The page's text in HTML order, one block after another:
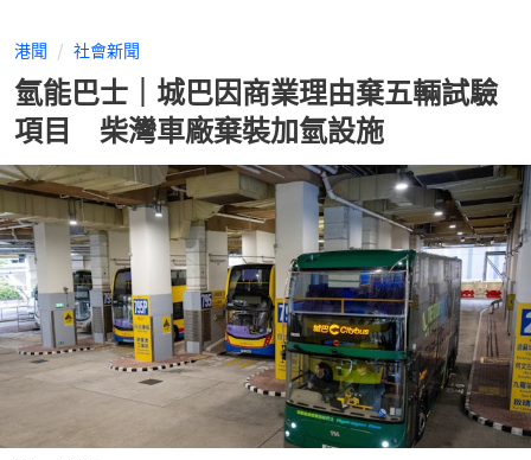
港聞 社會新聞
氫能巴士｜城巴因商業理由棄五輛試驗
項目 柴灣車廠棄裝加氫設施